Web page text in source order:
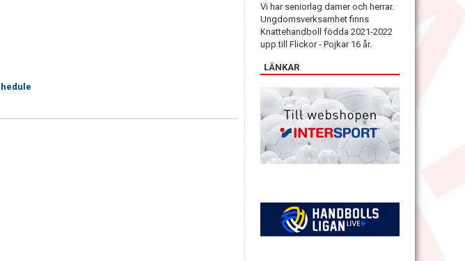
Vi har seniorlag damer och herrar.
Ungdomsverksamhet finns
Knattehandboll födda 2021-2022
upp till Flickor - Pojkar 16 år.
LÄNKAR